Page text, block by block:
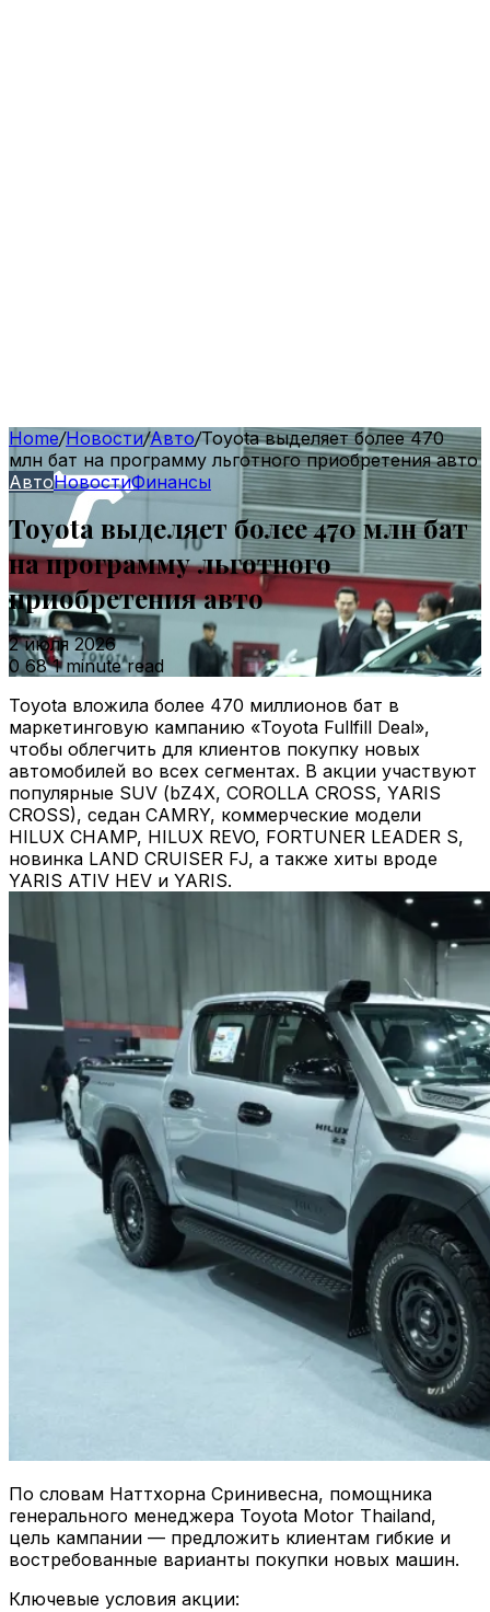
Home/Новости/Авто/Toyota выделяет более 470
млн бат на программу льготного приобретения авто
АвтоНовостиФинансы
Toyota выделяет более 470 млн бат
на программу льготного
приобретения авто
2 июля 2026
0681 minute read
Toyota вложила более 470 миллионов бат в
маркетинговую кампанию «Toyota Fullfill Deal»,
чтобы облегчить для клиентов покупку новых
автомобилей во всех сегментах. В акции участвуют
популярные SUV (bZ4X, COROLLA CROSS, YARIS
CROSS), седан CAMRY, коммерческие модели
HILUX CHAMP, HILUX REVO, FORTUNER LEADER S,
новинка LAND CRUISER FJ, а также хиты вроде
YARIS ATIV HEV и YARIS.
По словам Наттхорна Сринивесна, помощника
генерального менеджера Toyota Motor Thailand,
цель кампании — предложить клиентам гибкие и
востребованные варианты покупки новых машин.
Ключевые условия акции: